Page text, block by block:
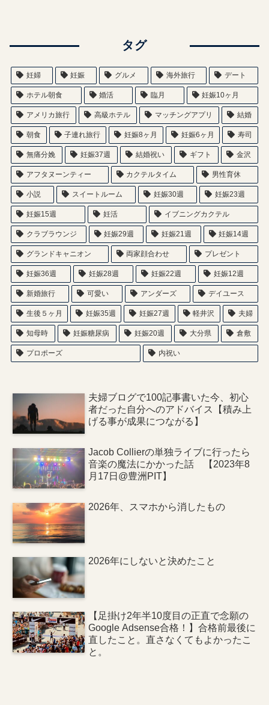
タグ
妊婦 妊娠 グルメ 海外旅行 デート
ホテル朝食 婚活 臨月 妊娠10ヶ月
アメリカ旅行 高級ホテル マッチングアプリ 結婚
朝食 子連れ旅行 妊娠8ヶ月 妊娠6ヶ月 寿司
無痛分娩 妊娠37週 結婚祝い ギフト 金沢
アフタヌーンティー カクテルタイム 男性育休
小説 スイートルーム 妊娠30週 妊娠23週
妊娠15週 妊活 イブニングカクテル
クラブラウンジ 妊娠29週 妊娠21週 妊娠14週
グランドキャニオン 両家顔合わせ プレゼント
妊娠36週 妊娠28週 妊娠22週 妊娠12週
新婚旅行 可愛い アンダーズ デイユース
生後５ヶ月 妊娠35週 妊娠27週 軽井沢 夫婦
知母時 妊娠糖尿病 妊娠20週 大分県 倉敷
プロポーズ 内祝い
夫婦ブログで100記事書いた今、初心
者だった自分へのアドバイス【積み上
げる事が成果につながる】
Jacob Collierの単独ライブに行ったら
音楽の魔法にかかった話 【2023年8
月17日@豊洲PIT】
2026年、スマホから消したもの
2026年にしないと決めたこと
【足掛け2年半10度目の正直で念願の
Google Adsense合格！】合格前最後に
直したこと。直さなくてもよかったこ
と。